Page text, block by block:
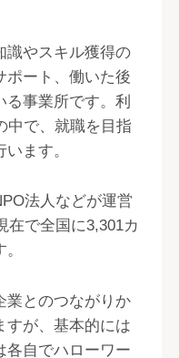
識やスキル獲得の
ポート、働いた後
事業所です。利
中で、就職を目指
ます。
法人などが運営
在で全国に3,301カ
業とのつながりか
すが、基本的には
各自でハローワー